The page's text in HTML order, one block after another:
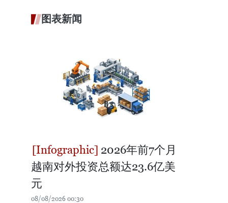
图表新闻
2026年前7个月
越南对外投资总额达23.6亿美
元
08/08/2026 00:30